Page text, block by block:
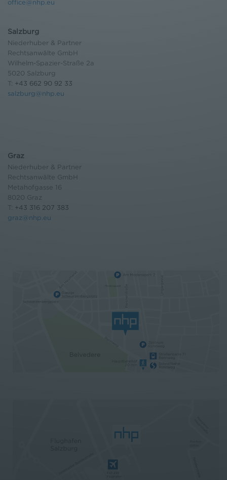
office@nhp.eu
Salzburg
Niederhuber & Partner
Rechtsanwälte GmbH
Wilhelm-Spazier-Straße 2a
5020 Salzburg
T: +43 662 90 92 33
salzburg@nhp.eu
Graz
Niederhuber & Partner
Rechtsanwälte GmbH
Metahofgasse 16
8020 Graz
T: +43 316 207 383
graz@nhp.eu